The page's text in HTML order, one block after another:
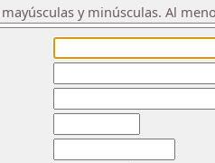
y minúsculas. Al